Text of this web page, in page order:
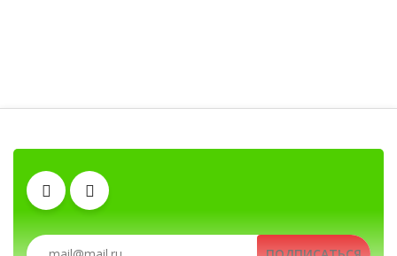
Автомобильные рации, автомобильные
Рации, радиостанции, рации для охоты и